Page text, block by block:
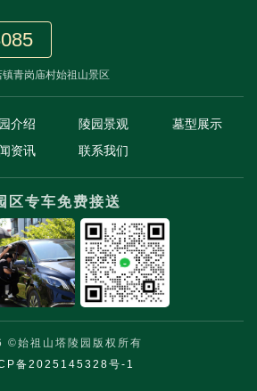
青岗庙村始祖山景区
介绍 陵园景观
墓型展示
资讯 联系我们
区专车免费接送
©始祖山塔陵园版权所有
备2025145328号-1